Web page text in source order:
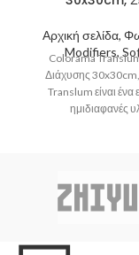
Αρχική σελίδα,
Modifiers,
Colorama
Διάχυσης 30x30cm,
Translum είναι ένα
ημιδιαφανές